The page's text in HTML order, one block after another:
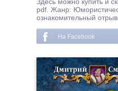
pdf. Жанр:
ознакомительный
На Facebook